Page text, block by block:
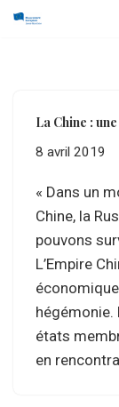
La Chine :
8 avril 2019
« Dans un
Chine, la
pouvons
L’Empire
états
en